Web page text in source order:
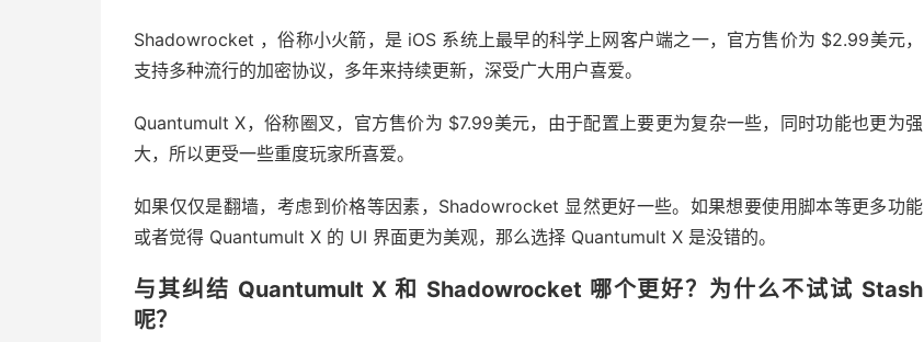
Shadowrocket ，俗称小火箭，是 iOS 系统上最早的科学上网客户端之一，官方售价为 $2.99美元，
支持多种流行的加密协议，多年来持续更新，深受广大用户喜爱。
Quantumult X，俗称圈叉，官方售价为 $7.99美元，由于配置上要更为复杂一些，同时功能也更为强
大，所以更受一些重度玩家所喜爱。
如果仅仅是翻墙，考虑到价格等因素，Shadowrocket 显然更好一些。如果想要使用脚本等更多功能
或者觉得 Quantumult X 的 UI 界面更为美观，那么选择 Quantumult X 是没错的。
与其纠结 Quantumult X 和 Shadowrocket 哪个更好？为什么不试试 Stash
呢？